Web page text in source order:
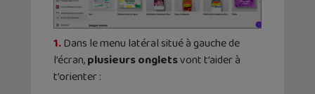
1.Dans le menu latéral situé à gauche de
l’écran,plusieurs ongletsvont t’aider à
t’orienter :